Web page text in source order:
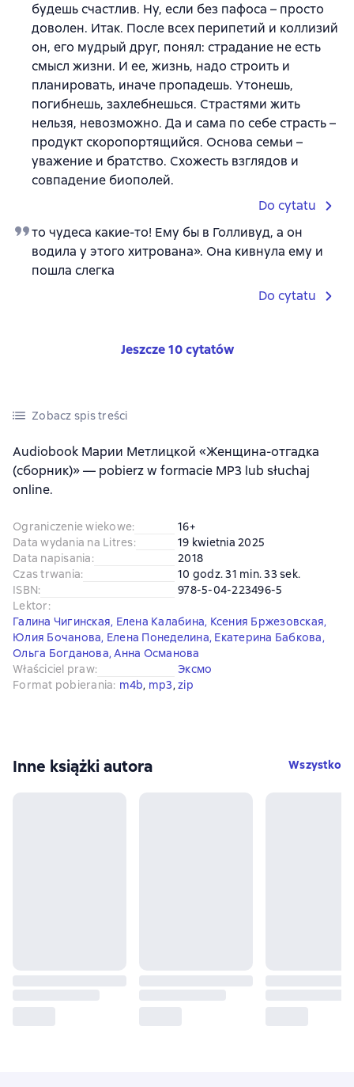
будешь счастлив. Ну, если без пафоса – просто
доволен. Итак. После всех перипетий и коллизий
он, его мудрый друг, понял: страдание не есть
смысл жизни. И ее, жизнь, надо строить и
планировать, иначе пропадешь. Утонешь,
погибнешь, захлебнешься. Страстями жить
нельзя, невозможно. Да и сама по себе страсть –
продукт скоропортящийся. Основа семьи –
уважение и братство. Схожесть взглядов и
совпадение биополей.
Do cytatu
то чудеса какие-то! Ему бы в Голливуд, а он
водила у этого хитрована». Она кивнула ему и
пошла слегка
Do cytatu
Jeszcze 10 cytatów
Zobacz spis treści
Audiobook Марии Метлицкой «Женщина-отгадка
(сборник)» — pobierz w formacie MP3 lub słuchaj
online.
Ograniczenie wiekowe:
16+
Data wydania na Litres:
19 kwietnia 2025
Data napisania:
2018
Czas trwania:
10 godz. 31 min. 33 sek.
ISBN:
978-5-04-223496-5
Lektor:
Галина Чигинская, Елена Калабина, Ксения Бржезовская,
Юлия Бочанова, Елена Понеделина, Екатерина Бабкова,
Ольга Богданова,Анна Османова
Właściciel praw:
Эксмо
Format pobierania: m4b, mp3, zip
Inne książki autora Wszystko